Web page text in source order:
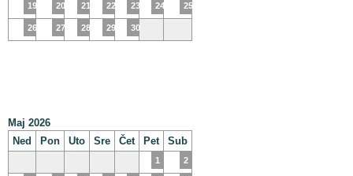
19 20 21 22 23 24 25
26 27 28 29 30
Maj 2026
Ned
Pon Uto Sre Čet Pet Sub
1 2